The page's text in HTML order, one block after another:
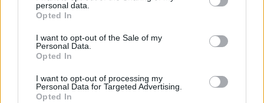
personal data.
Opted In
I want to opt-out of the Sale of my
Personal Data.
Opted In
I want to opt-out of processing my
Personal Data for Targeted Advertising.
Opted In
perimetrul deținut de
americanii de la
Exxon